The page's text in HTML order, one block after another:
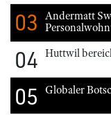
03 Andermatt
04 Huttwil
05 Globaler